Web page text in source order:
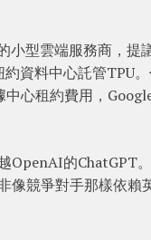
小型雲端服務商，提
資料中心託管TPU
心租約費用，
OpenAI的ChatGPT
競爭對手那樣依賴